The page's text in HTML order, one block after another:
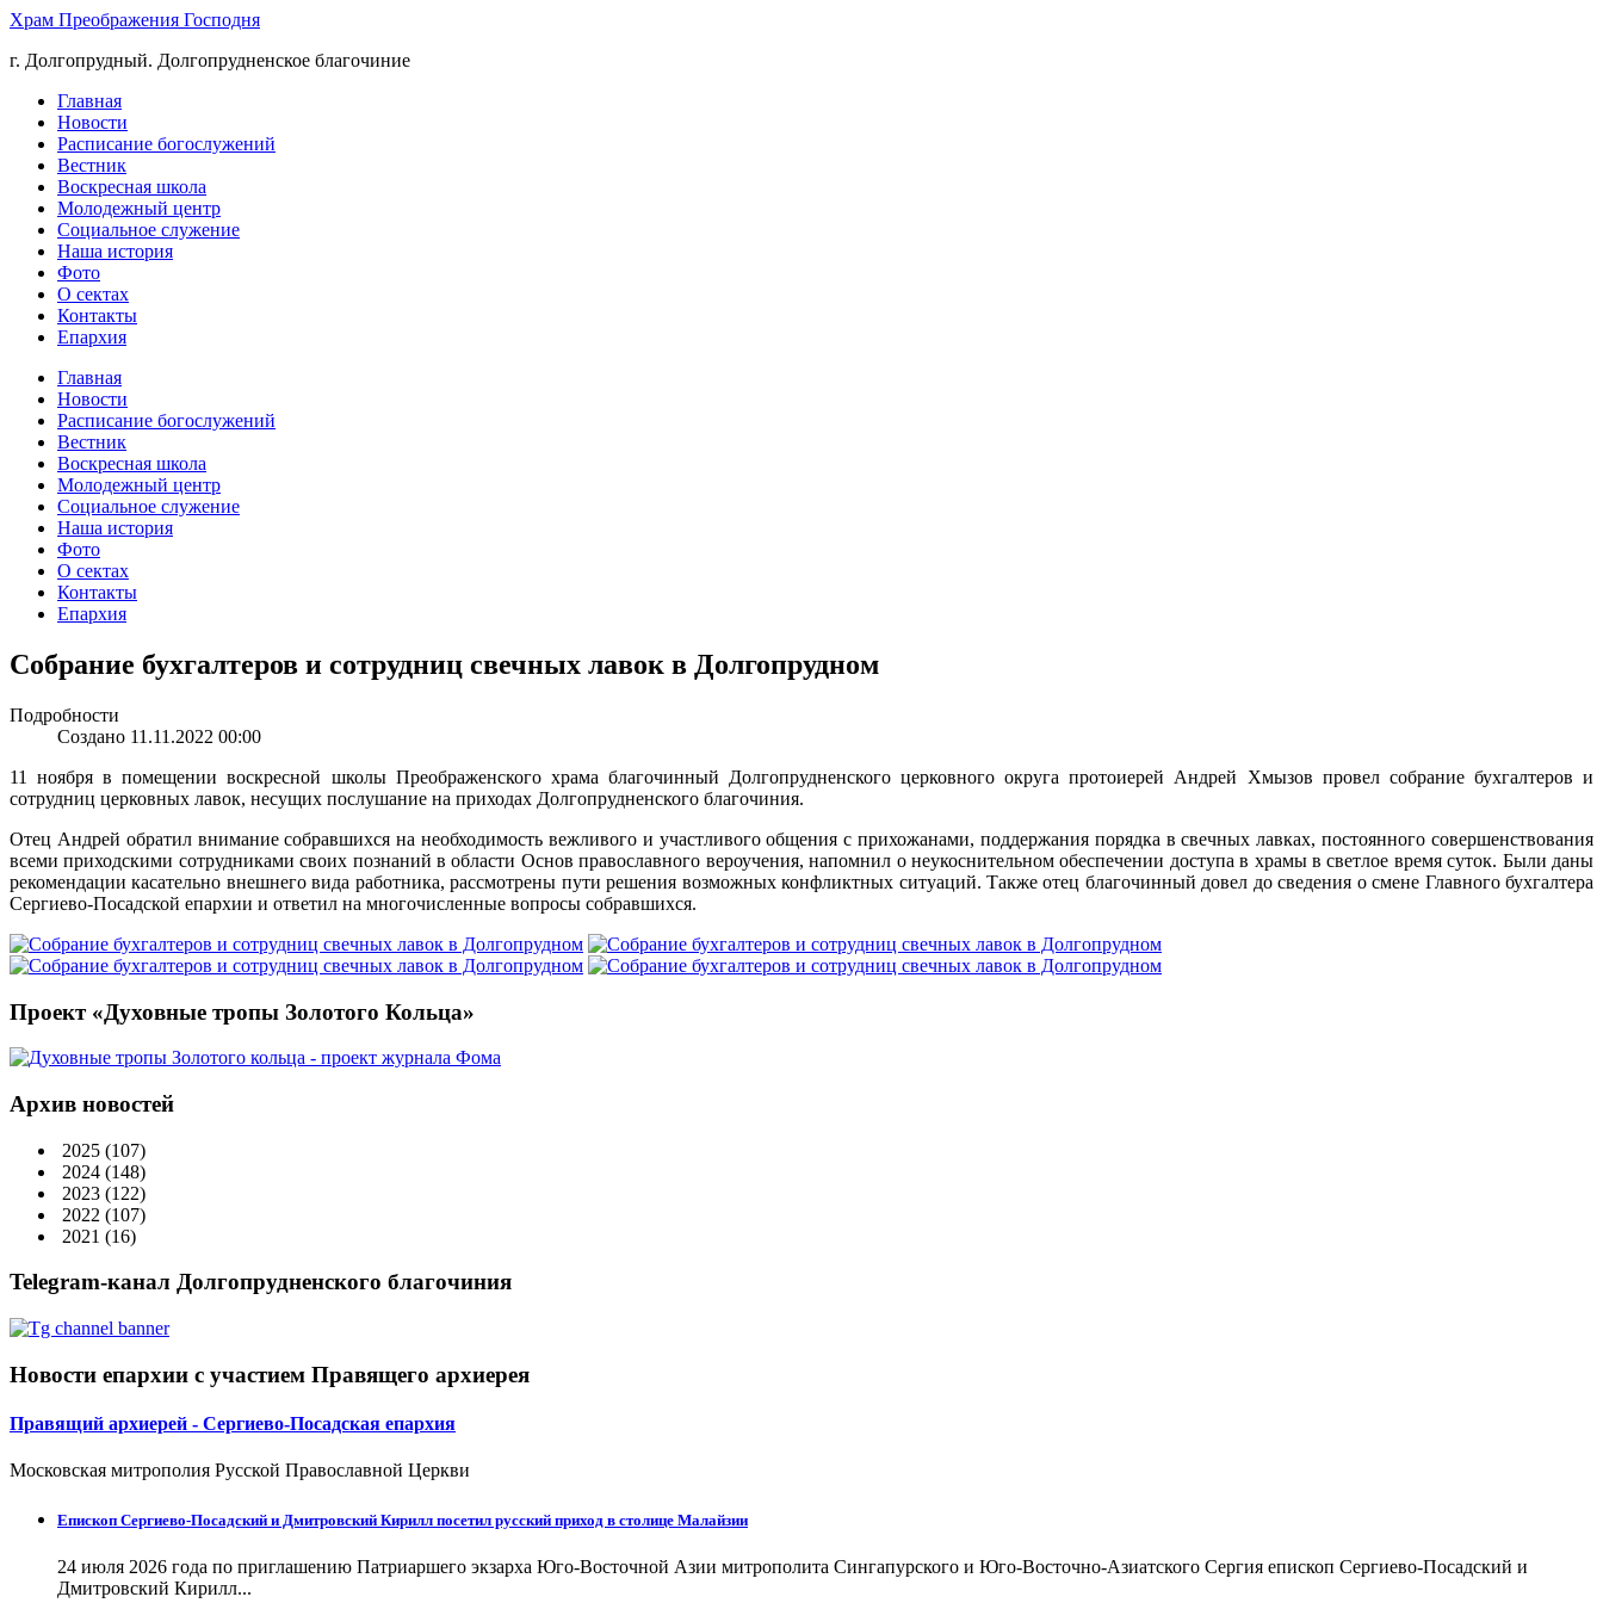
Храм Преображения Господня
г. Долгопрудный. Долгопрудненское благочиние
Главная
Новости
Расписание богослужений
Вестник
Воскресная школа
Молодежный центр
Социальное служение
Наша история
Фото
О сектах
Контакты
Епархия
Главная
Новости
Расписание богослужений
Вестник
Воскресная школа
Молодежный центр
Социальное служение
Наша история
Фото
О сектах
Контакты
Епархия
Собрание бухгалтеров и сотрудниц свечных лавок в Долгопрудном
Подробности
Создано 11.11.2022 00:00
11 ноября в помещении воскресной школы Преображенского храма благочинный Долгопрудненского церковного округа протоиерей Андрей Хмызов провел собрание бухгалтеров и
сотрудниц церковных лавок, несущих послушание на приходах Долгопрудненского благочиния.
Отец Андрей обратил внимание собравшихся на необходимость вежливого и участливого общения с прихожанами, поддержания порядка в свечных лавках, постоянного совершенствования
всеми приходскими сотрудниками своих познаний в области Основ православного вероучения, напомнил о неукоснительном обеспечении доступа в храмы в светлое время суток. Были даны
рекомендации касательно внешнего вида работника, рассмотрены пути решения возможных конфликтных ситуаций. Также отец благочинный довел до сведения о смене Главного бухгалтера
Сергиево-Посадской епархии и ответил на многочисленные вопросы собравшихся.
Проект «Духовные тропы Золотого Кольца»
Архив новостей
2025 (107)
2024 (148)
2023 (122)
2022 (107)
2021 (16)
Telegram-канал Долгопрудненского благочиния
Новости епархии с участием Правящего архиерея
Правящий архиерей - Сергиево-Посадская епархия
Московская митрополия Русской Православной Церкви
Епископ Сергиево-Посадский и Дмитровский Кирилл посетил русский приход в столице Малайзии
24 июля 2026 года по приглашению Патриаршего экзарха Юго-Восточной Азии митрополита Сингапурского и Юго-Восточно-Азиатского Сергия епископ Сергиево-Посадский и
Дмитровский Кирилл...